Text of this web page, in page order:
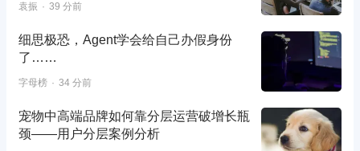
袁振 39 分前
细思极恐，Agent学会给自己办假身份
了……
字母榜 34 分前
宠物中高端品牌如何靠分层运营破增长瓶
颈——用户分层案例分析